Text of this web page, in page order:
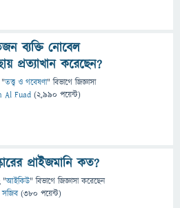
ব্যক্তি নোবেল
প্রত্যাখান করেছেন?
"তত্ত্ব ও গবেষণা" বিভাগে জিজ্ঞাসা
Al Fuad (2,990 পয়েন্ট)
প্রাইজমানি কত?
"আইকিউ" বিভাগে জিজ্ঞাসাকরেছেন
(380 পয়েন্ট)